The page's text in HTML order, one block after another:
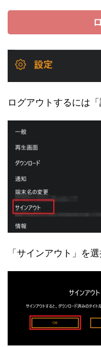
ログアウトするには「
「サインアウト」を